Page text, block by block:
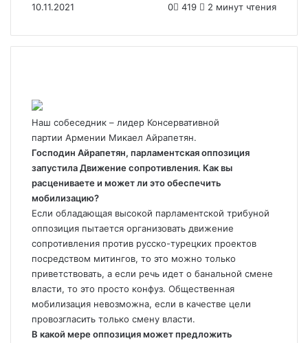
10.11.2021 0 419 2 минут чтения
Наш собеседник – лидер Консервативной
партии Армении Микаел Айрапетян.
Господин Айрапетян, парламентская оппозиция
запустила Движение сопротивления. Как вы
расцениваете и может ли это обеспечить
мобилизацию?
Если обладающая высокой парламентской трибуной
оппозиция пытается организовать движение
сопротивления против русско-турецких проектов
посредством митингов, то это можно только
приветствовать, а если речь идет о банальной смене
власти, то это просто конфуз. Общественная
мобилизация невозможна, если в качестве цели
провозгласить только смену власти.
В какой мере оппозиция может предложить